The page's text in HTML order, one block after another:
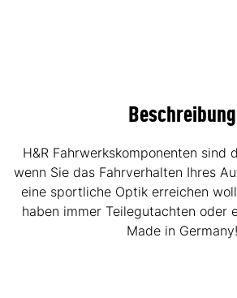
Beschreibung
H&R Fahrwerkskomponenten sind
wenn Sie das Fahrverhalten Ihres
eine sportliche Optik erreichen
haben immer Teilegutachten oder
Made in Germany!